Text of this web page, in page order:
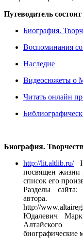
Путеводитель
Биография.
Воспоминания
Наследие
Видеосюжеты о
Читать онлайн
Биография.
http://lit.altlib.ru/
посвящен жизни
список его
Разделы сайта:
http://
Юдалевич
Алтайского
биографические